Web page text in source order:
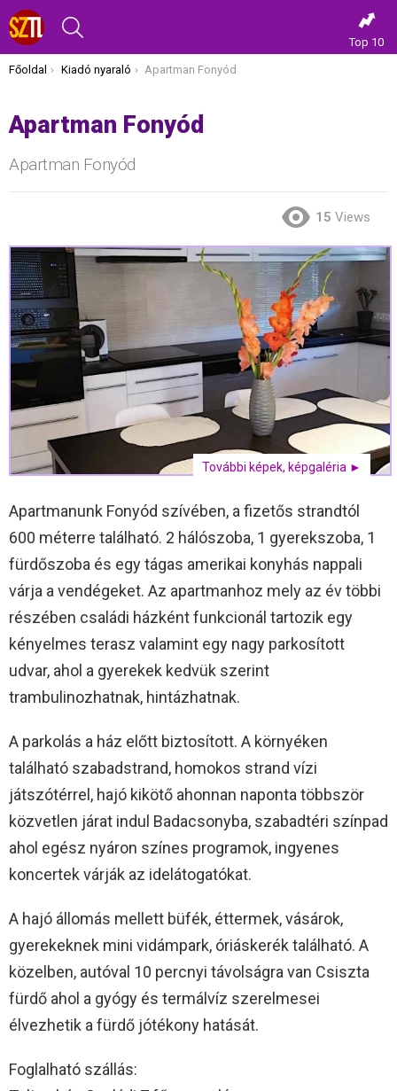
Top 10
Itt vagy most:
Főoldal Kiadó nyaraló Apartman Fonyód
Apartman Fonyód
Apartman Fonyód
15 Views
További képek, képgaléria ►
Apartmanunk Fonyód szívében, a fizetős strandtól
600 méterre található. 2 hálószoba, 1 gyerekszoba, 1
fürdőszoba és egy tágas amerikai konyhás nappali
várja a vendégeket. Az apartmanhoz mely az év többi
részében családi házként funkcionál tartozik egy
kényelmes terasz valamint egy nagy parkosított
udvar, ahol a gyerekek kedvük szerint
trambulinozhatnak, hintázhatnak.
A parkolás a ház előtt biztosított. A környéken
található szabadstrand, homokos strand vízi
játszótérrel, hajó kikötő ahonnan naponta többször
közvetlen járat indul Badacsonyba, szabadtéri színpad
ahol egész nyáron színes programok, ingyenes
koncertek várják az idelátogatókat.
A hajó állomás mellett büfék, éttermek, vásárok,
gyerekeknek mini vidámpark, óriáskerék található. A
közelben, autóval 10 percnyi távolságra van Csiszta
fürdő ahol a gyógy és termálvíz szerelmesei
élvezhetik a fürdő jótékony hatását.
Foglalható szállás: